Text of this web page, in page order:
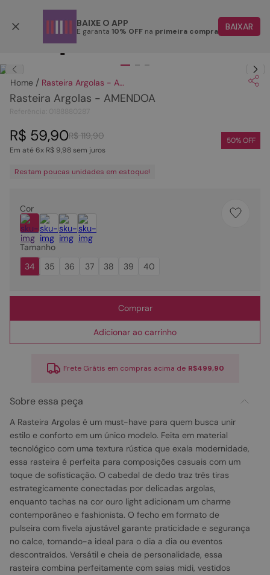
BAIXE O APP
E garanta 10% OFF na primeira compra BAIXAR
Aproveite o cupom
Rasteira Argolas - AMENDOA
Rasteira Argolas - AMENDOA
R$ 119,90
R$ 59,90
Em até6x R$ 9,98sem juros
50% OFF
Restam poucas unidades em estoque!
Cor
Tamanho
34
35 36 37 38 39 40
Comprar
Adicionar ao carrinho
Frete Grátis em compras acima de R$499,90
Sobre essa peça
A Rasteira Argolas é um must-have para quem busca unir
estilo e conforto em um único modelo. Feita em material
tecnológico com uma textura rústica que exala modernidade,
essa rasteira é perfeita para composições casuais com um
toque de sofisticação. O cabedal de dedo traz três tiras
estrategicamente conectadas por delicadas argolas,
enquanto tachas na cor ouro light adicionam um charme
contemporâneo e fashionista. O fecho em formato de
pulseira com fivela ajustável garante praticidade e segurança
no calce, tornando-a ideal para o dia a dia ou eventos
descontraídos. Versátil e cheia de personalidade, essa
rasteira combina perfeitamente com saias midi, vestidos
1
2º
rasteira
4º
bota
5º
sandalia
6º
tamanco
sapatilha
couro
10º scarpin